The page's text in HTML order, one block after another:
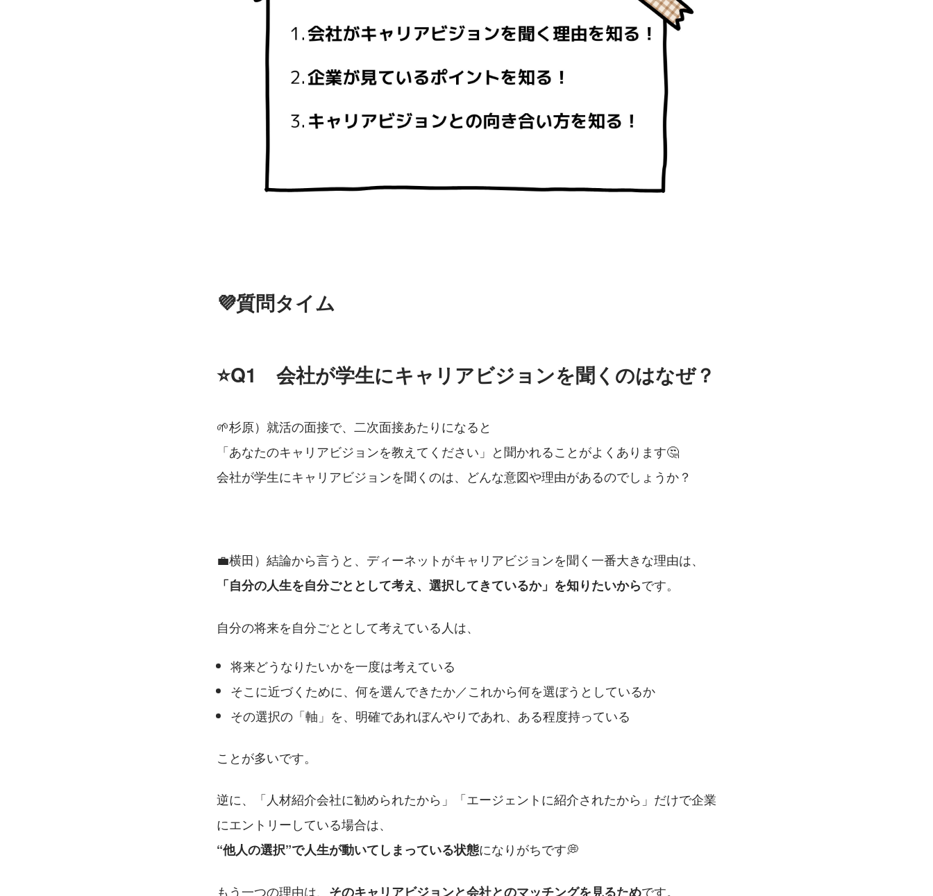
💜質問タイム
⭐Q1　会社が学生にキャリアビジョンを聞くのはなぜ？
🌱杉原）就活の面接で、二次面接あたりになると
「あなたのキャリアビジョンを教えてください」と聞かれることがよくあります🤔
会社が学生にキャリアビジョンを聞くのは、どんな意図や理由があるのでしょうか？
💼横田）結論から言うと、ディーネットがキャリアビジョンを聞く一番大きな理由は、
「自分の人生を自分ごととして考え、選択してきているか」を知りたいからです。
自分の将来を自分ごととして考えている人は、
将来どうなりたいかを一度は考えている
そこに近づくために、何を選んできたか／これから何を選ぼうとしているか
その選択の「軸」を、明確であれぼんやりであれ、ある程度持っている
ことが多いです。
逆に、「人材紹介会社に勧められたから」「エージェントに紹介されたから」だけで企業
にエントリーしている場合は、
“他人の選択”で人生が動いてしまっている状態になりがちです💭
もう一つの理由は、 そのキャリアビジョンと会社とのマッチングを見るためです。